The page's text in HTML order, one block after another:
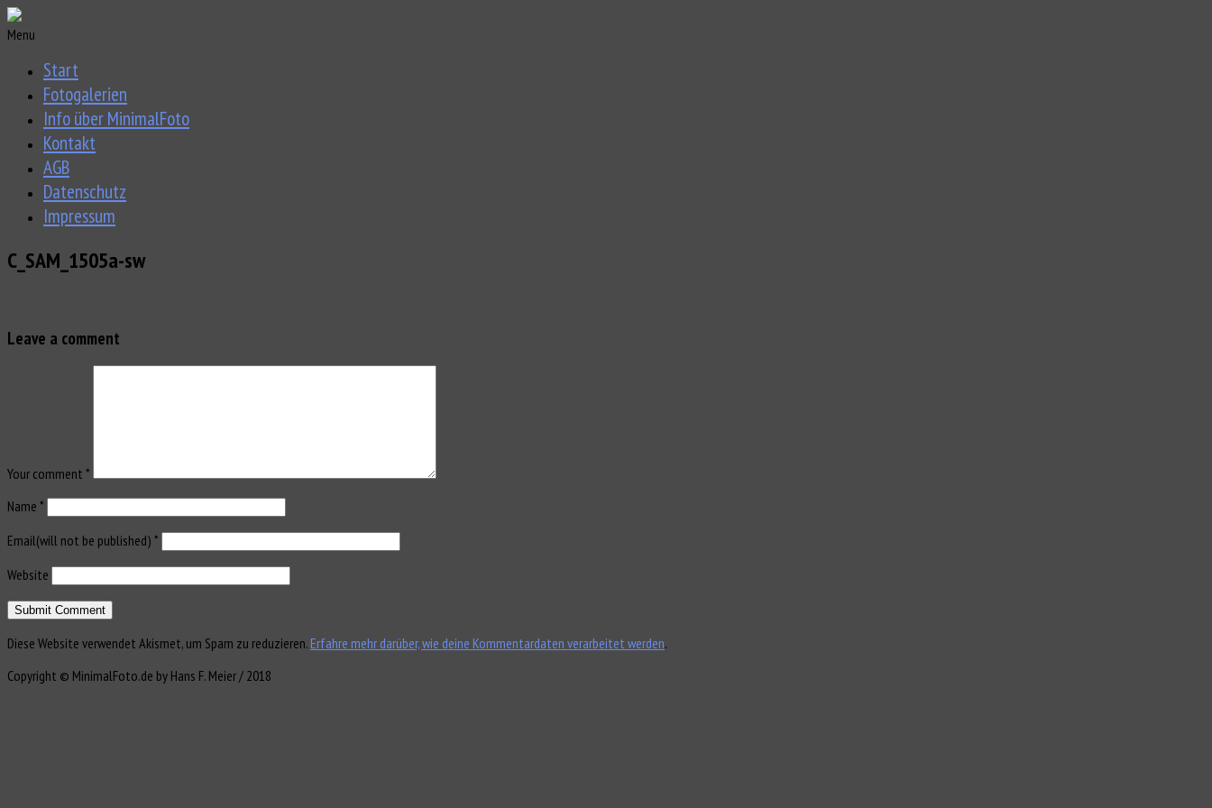
Menu
Start
Fotogalerien
Info über MinimalFoto
Kontakt
AGB
Datenschutz
Impressum
C_SAM_1505a-sw
Leave a comment
Your comment *
Name *
Email(will not be published) *
Website
Diese Website verwendet Akismet, um Spam zu reduzieren.Erfahre mehr darüber, wie deine Kommentardaten verarbeitet werden.
Copyright © MinimalFoto.de by Hans F. Meier / 2018